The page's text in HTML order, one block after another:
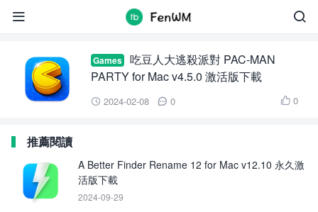


Games
吃豆人大逃殺派對 PAC-MAN
PARTY for Mac v4.5.0 激活版下載
 2024-02-08  0  0
推薦閱讀
A Better Finder Rename 12 for Mac v12.10 永久激
活版下載
2024-09-29